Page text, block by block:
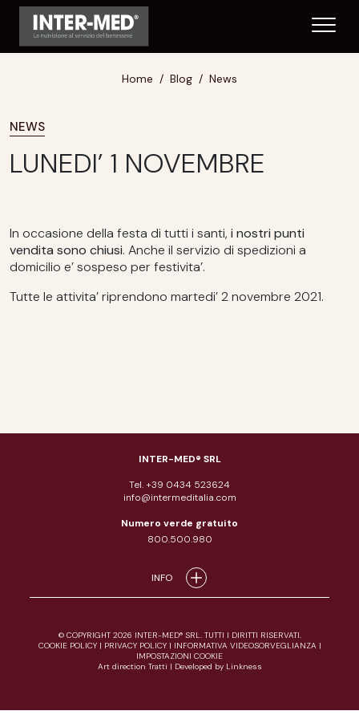
Home Blog News
NEWS
LUNEDI’ 1 NOVEMBRE
In occasione della festa di tutti i santi, i nostri punti
vendita sono chiusi. Anche il servizio di spedizioni a
domicilio e’ sospeso per festivita’.
Tutte le attivita’ riprendono martedi’ 2 novembre 2021.
INTER-MED® SRL
Tel. +39 0434 523624
info@intermeditalia.com
Numero verde gratuito
800.500.980
INFO
© COPYRIGHT 2026 INTER-MED® SRL. TUTTI I DIRITTI RISERVATI.
COOKIE POLICY| PRIVACY POLICY| INFORMATIVA VIDEOSORVEGLIANZA |
IMPOSTAZIONI COOKIE
Art direction Tratti | Developed by Linkness